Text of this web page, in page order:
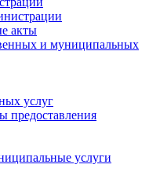
акты
и муниципальных
услуг
предоставления
услуги